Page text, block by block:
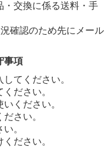
・交換に係る送料・手
確認のため先にメール
事項
てください。
ださい。
ください。
さい。
。
ださい。